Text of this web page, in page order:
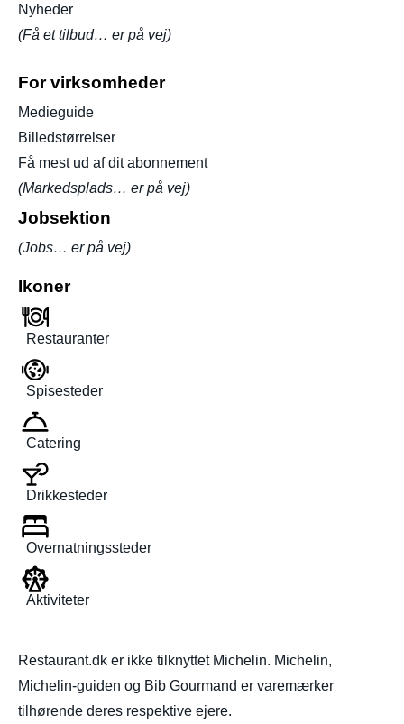
Nyheder
(Få et tilbud… er på vej)
For virksomheder
Medieguide
Billedstørrelser
Få mest ud af dit abonnement
(Markedsplads… er på vej)
Jobsektion
(Jobs… er på vej)
Ikoner
Restauranter
Spisesteder
Catering
Drikkesteder
Overnatningssteder
Aktiviteter
Restaurant.dk er ikke tilknyttet Michelin. Michelin,
Michelin-guiden og Bib Gourmand er varemærker
tilhørende deres respektive ejere.